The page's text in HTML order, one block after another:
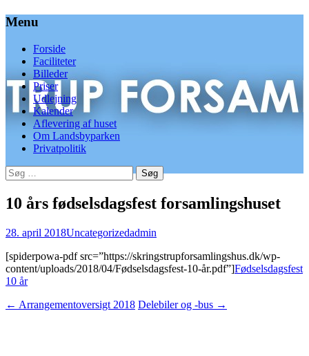
Menu
Videre
indhold
Forside
Faciliteter
Billeder
Priser
Udlejning
Kalender
Aflevering af huset
Om Landsbyparken
Privatpolitik
Søg
efter:
10 års fødselsdagsfest forsamlingshuset
28. april 2018Uncategorizedadmin
[spiderpowa-pdf src=”https://skringstrupforsamlingshus.dk/wp-
content/uploads/2018/04/Fødselsdagsfest-10-år.pdf”]Fødselsdagsfest
10 år
Indlæg
← Arrangementoversigt 2018 Delebiler og -bus →